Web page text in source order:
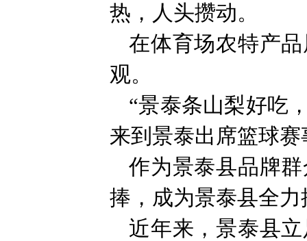
热，人头攒动。
在体育场农特产
观。
“景泰条山梨好吃
来到景泰出席篮球
作为景泰县品牌
捧，成为景泰县全
近年来，景泰县